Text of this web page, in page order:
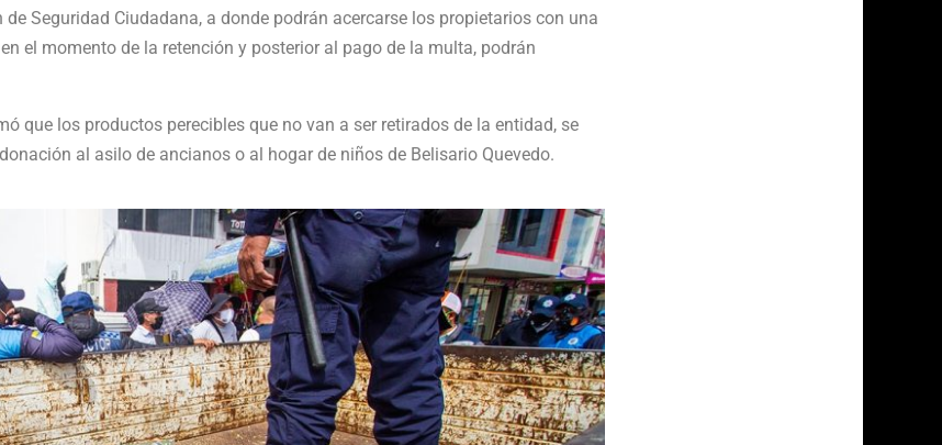
Seguridad Ciudadana, a donde podrán acercarse los propietarios con una
el momento de la retención y posterior al pago de la multa, podrán
que los productos perecibles que no van a ser retirados de la entidad, se
al asilo de ancianos o al hogar de niños de Belisario Quevedo.